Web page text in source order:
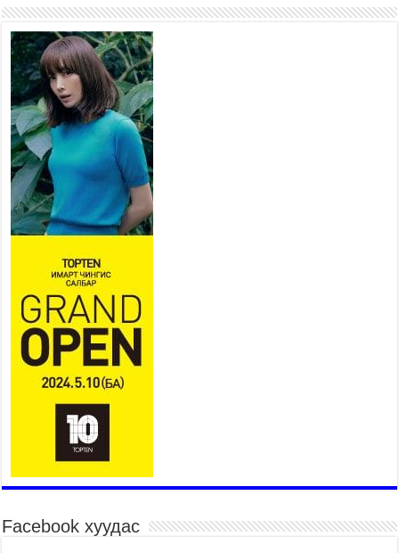
газрын хуралдаанд
2026 оны 8 сар 6 / 16 цаг 34 минут
УИХ-ын дарга С.Бямбацогт
төрийг төлөөлөн Сутай
хайрхны тэнгэрийг тахих
төрийн тахилгад оролцлоо
2026 оны 8 сар 6 / 16 цаг 30 минут
Байнгын хорооны дарга Г.Тэмүүлэн тэргүүтэй
УИХ-ын гишүүд БНСУ-ын Үндэсний Ассамблейн
гишүүдийг хүлээн авч уулзав
2026 оны 8 сар 6 / 16 цаг 24 минут
ТЭЗҮ-ийг боловсруулах ажил 90 хувийн
гүйцэтгэлтэй байна
2026 оны 8 сар 6 / 14 цаг 14 минут
Татварын өрийг барагдуулахдаа орлогын 30
хувийг татвар төлөгчид үлдээхээр хуульчилж,
татварын тайлангаа залруулах хугацааг хоёр
жил болгон сунгажээ
2026 оны 8 сар 6 / 14 цаг 10 минут
Нэгдүгээр хорооллын арын замыг наймдугаар
сарын 6-ны 23:00 цагаас түр хааж, борооны ус
зайлуулах шугамын хөндлөн сэтэлгээ хийнэ
сайд Н.Номтойбаяр Дорноговь аймагт ажиллав
2026 оны 8 сар 6 / 9 цаг 25 минут
Facebook хуудас